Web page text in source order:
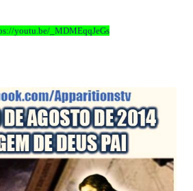
youtu.be/_MDMEqqJeGs